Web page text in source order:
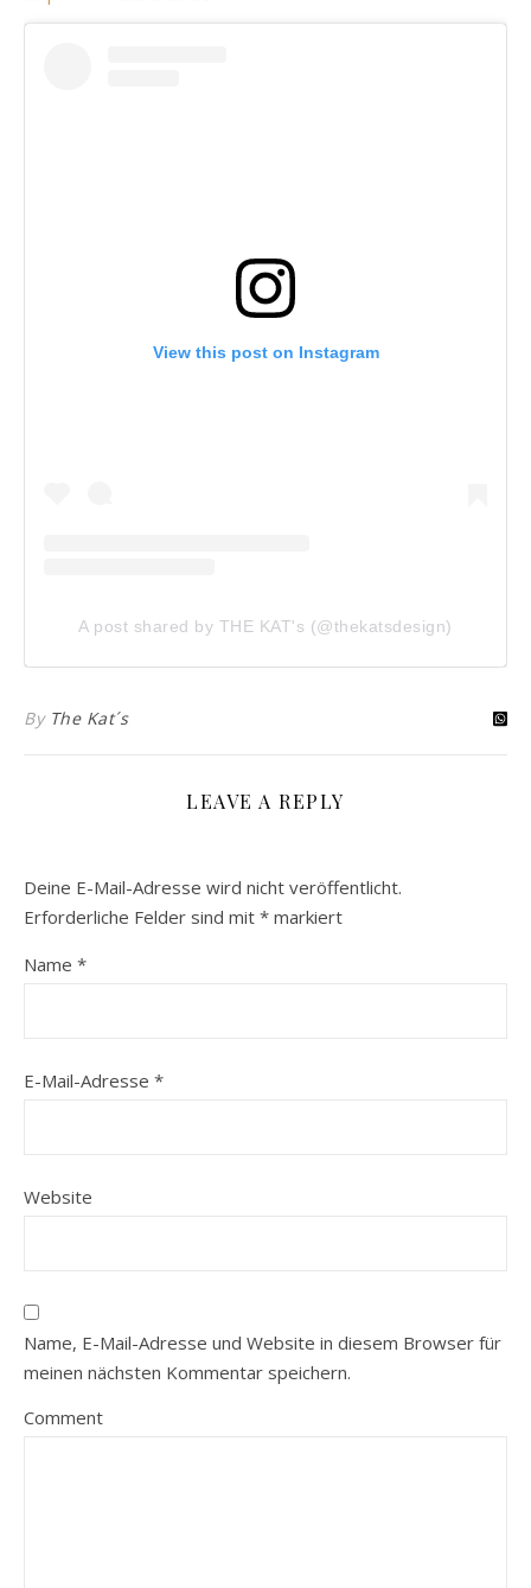
View this post on Instagram
A post shared by THE KAT's (@thekatsdesign)
By The Kat´s
LEAVE A REPLY
Deine E-Mail-Adresse wird nicht veröffentlicht.
Erforderliche Felder sind mit * markiert
Name *
E-Mail-Adresse *
Website
Name, E-Mail-Adresse und Website in diesem Browser für
meinen nächsten Kommentar speichern.
Comment